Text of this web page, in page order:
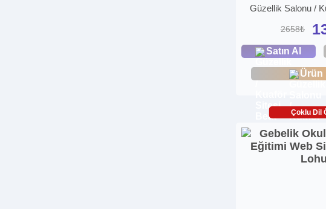
Güzellik Salonu /
2658₺
Satın Al
Ürün
Çoklu Dil